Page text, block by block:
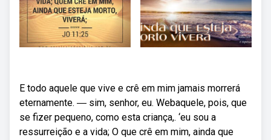
E todo aquele que vive e crê em mim jamais morrerá
eternamente. ― sim, senhor, eu. Webaquele, pois, que
se fizer pequeno, como esta criança,. ‘eu sou a
ressurreição e a vida; O que crê em mim, ainda que